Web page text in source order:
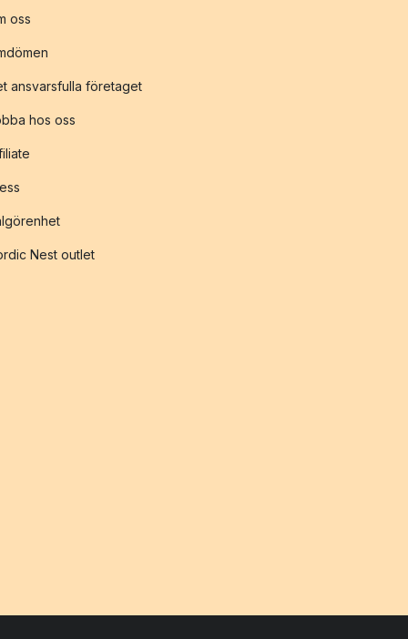
oss
ansvarsfulla företaget
hos oss
Nest outlet